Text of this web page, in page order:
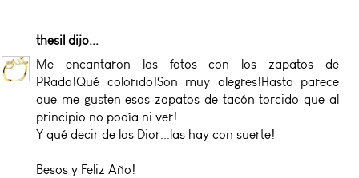
thesil dijo...
Me encantaron las fotos con los zapatos de
PRada!Qué colorido!Son muy alegres!Hasta parece
que me gusten esos zapatos de tacón torcido que al
principio no podía ni ver!
Y qué decir de los Dior...las hay con suerte!
Besos y Feliz Año!